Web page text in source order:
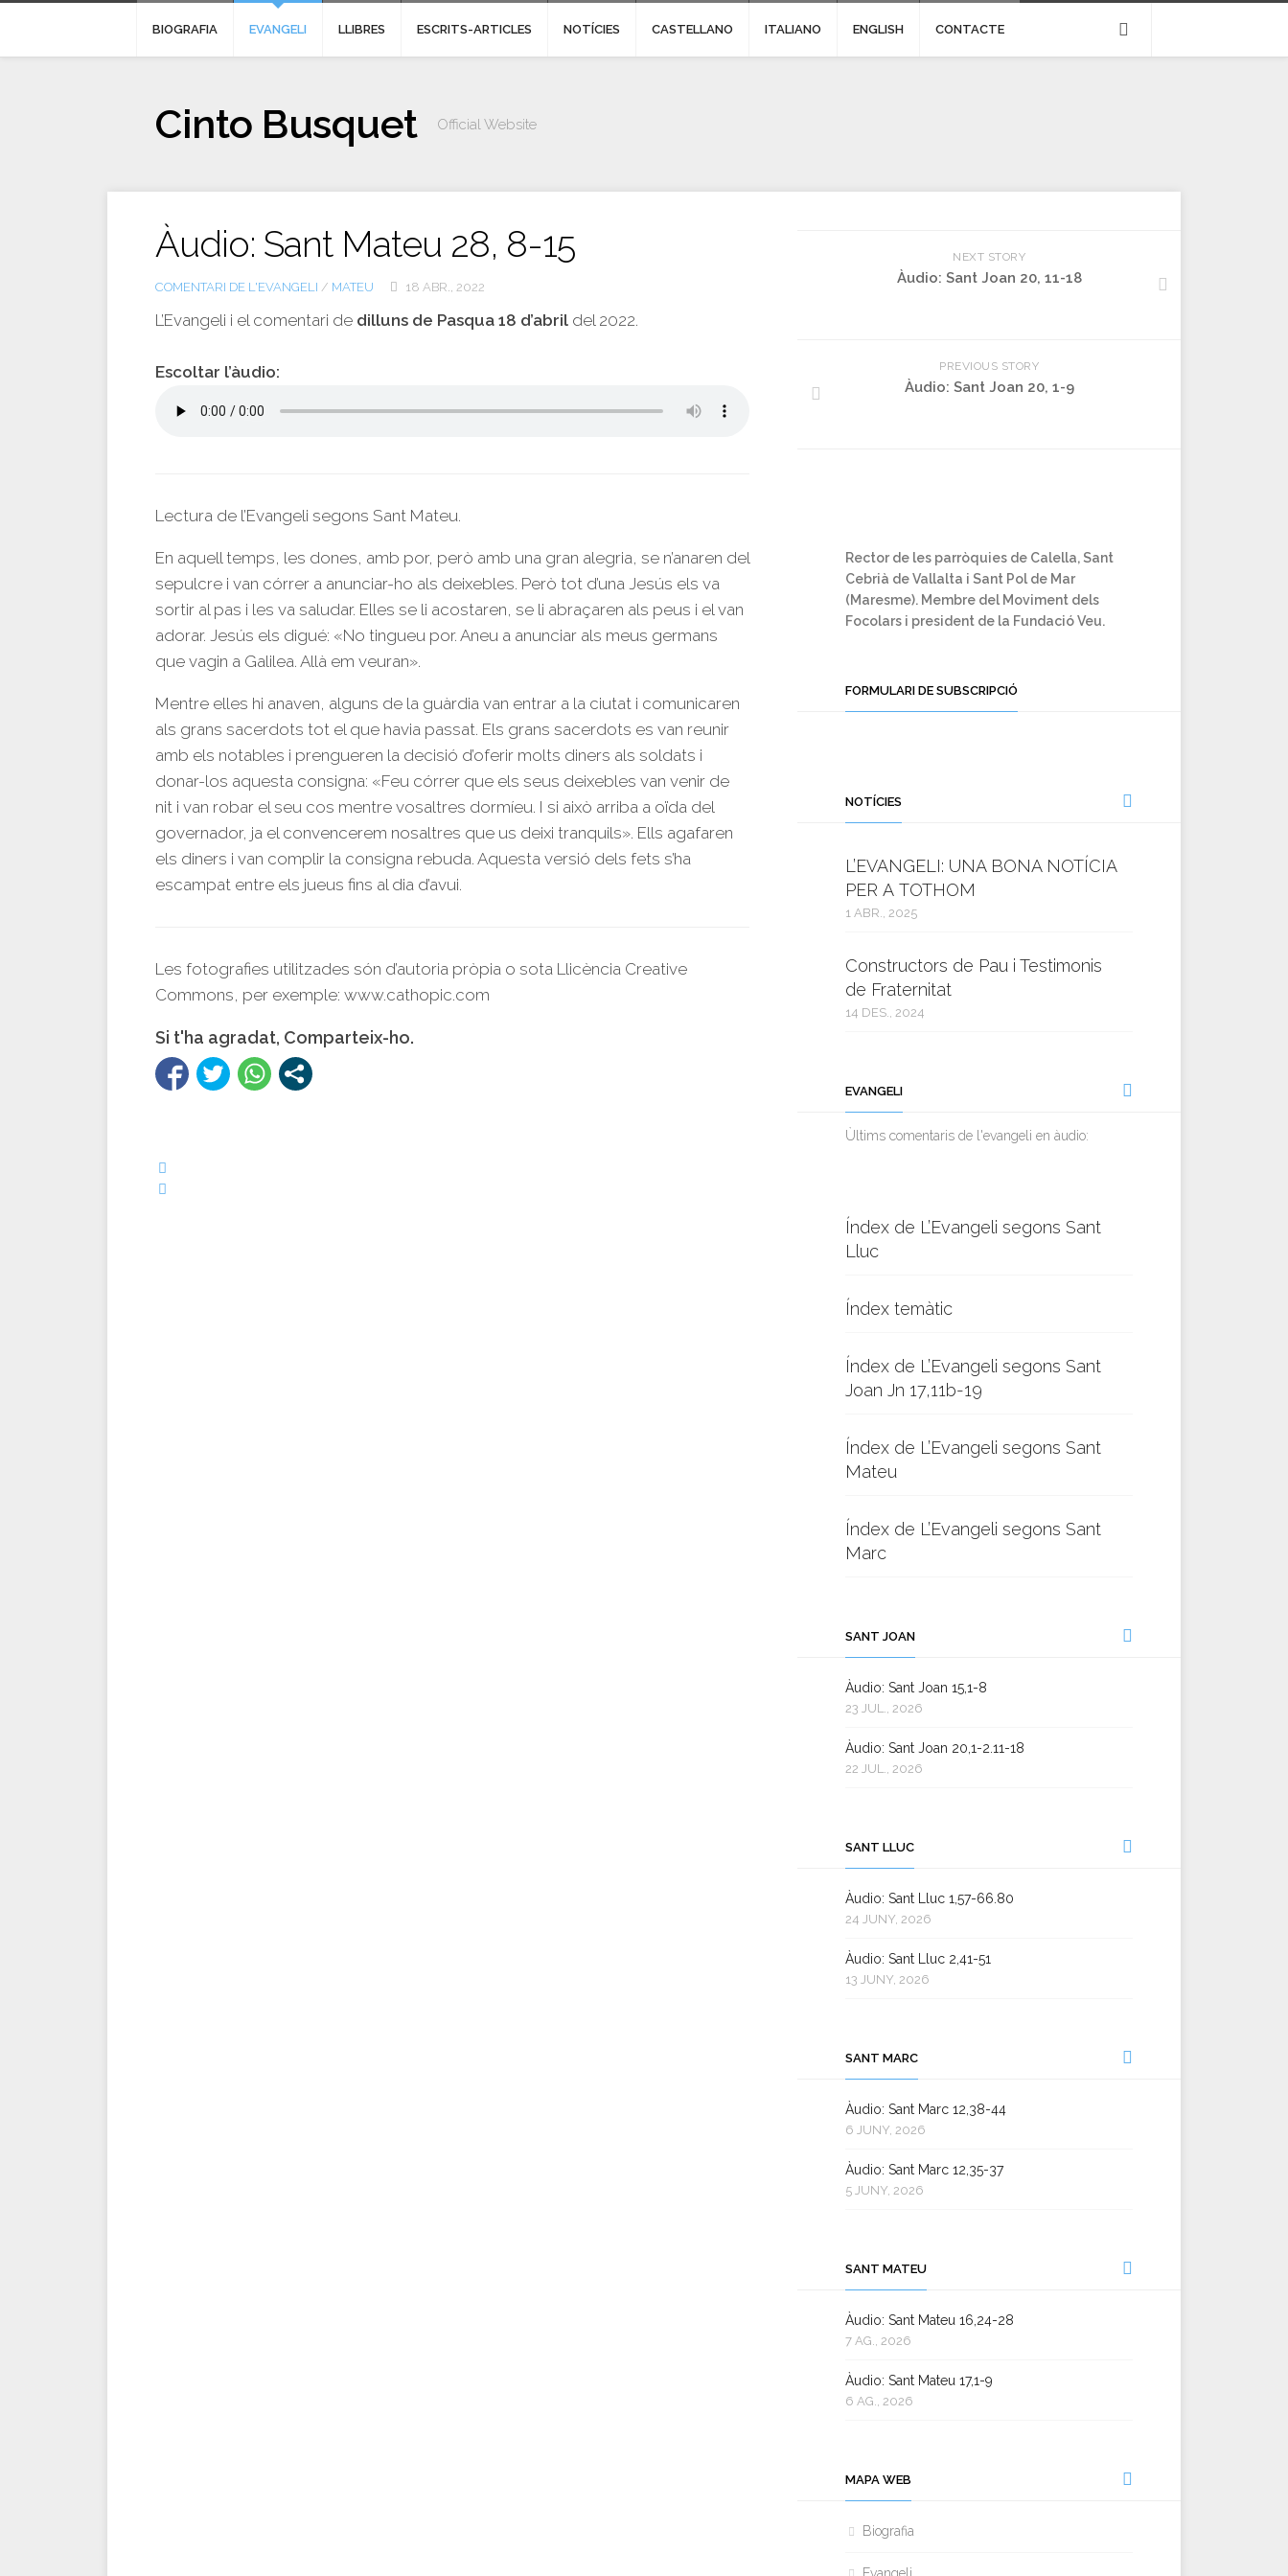
BIOGRAFIA EVANGELI LLIBRES ESCRITS-ARTICLES NOTÍCIES CASTELLANO ITALIANO ENGLISH CONTACTE
Cinto Busquet Official Website
Àudio: Sant Mateu 28, 8-15
COMENTARI DE L'EVANGELI / MATEU 18 ABR., 2022
L’Evangeli i el comentari de dilluns de Pasqua 18 d’abril del 2022.
Escoltar l’àudio:
Lectura de l’Evangeli segons Sant Mateu.
En aquell temps, les dones, amb por, però amb una gran alegria, se n’anaren del
sepulcre i van córrer a anunciar-ho als deixebles. Però tot d’una Jesús els va
sortir al pas i les va saludar. Elles se li acostaren, se li abraçaren als peus i el van
adorar. Jesús els digué: «No tingueu por. Aneu a anunciar als meus germans
que vagin a Galilea. Allà em veuran».
Mentre elles hi anaven, alguns de la guàrdia van entrar a la ciutat i comunicaren
als grans sacerdots tot el que havia passat. Els grans sacerdots es van reunir
amb els notables i prengueren la decisió d’oferir molts diners als soldats i
donar-los aquesta consigna: «Feu córrer que els seus deixebles van venir de
nit i van robar el seu cos mentre vosaltres dormíeu. I si això arriba a oïda del
governador, ja el convencerem nosaltres que us deixi tranquils». Ells agafaren
els diners i van complir la consigna rebuda. Aquesta versió dels fets s’ha
escampat entre els jueus fins al dia d’avui.
Les fotografies utilitzades són d’autoria pròpia o sota Llicència Creative
Commons, per exemple: www.cathopic.com
Si t'ha agradat, Comparteix-ho.
NEXT STORY
Àudio: Sant Joan 20, 11-18
PREVIOUS STORY
Àudio: Sant Joan 20, 1-9
Rector de les parròquies de Calella, Sant
Cebrià de Vallalta i Sant Pol de Mar
(Maresme). Membre del Moviment dels
Focolars i president de la Fundació Veu.
FORMULARI DE SUBSCRIPCIÓ
NOTÍCIES
L’EVANGELI: UNA BONA NOTÍCIA
PER A TOTHOM
1 ABR., 2025
Constructors de Pau i Testimonis
de Fraternitat
14 DES., 2024
EVANGELI
Ùltims comentaris de l'evangeli en àudio:
Índex de L’Evangeli segons Sant
Lluc
Índex temàtic
Índex de L’Evangeli segons Sant
Joan Jn 17,11b-19
Índex de L’Evangeli segons Sant
Mateu
Índex de L’Evangeli segons Sant
Marc
SANT JOAN
Àudio: Sant Joan 15,1-8
23 JUL., 2026
Àudio: Sant Joan 20,1-2.11-18
22 JUL., 2026
SANT LLUC
Àudio: Sant Lluc 1,57-66.80
24 JUNY, 2026
Àudio: Sant Lluc 2,41-51
13 JUNY, 2026
SANT MARC
Àudio: Sant Marc 12,38-44
6 JUNY, 2026
Àudio: Sant Marc 12,35-37
5 JUNY, 2026
SANT MATEU
Àudio: Sant Mateu 16,24-28
7 AG., 2026
Àudio: Sant Mateu 17,1-9
6 AG., 2026
MAPA WEB
Biografia